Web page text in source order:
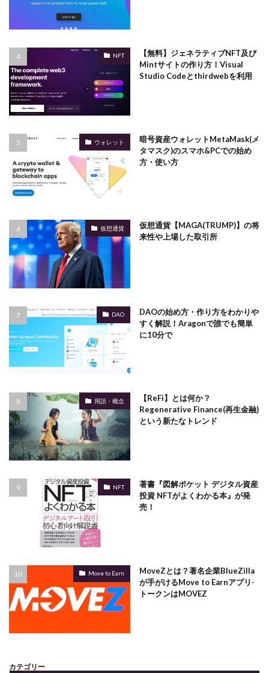
NFT
【無料】ジェネラティブNFT及び
Mintサイトの作り方！Visual
Studio Codeとthirdwebを利用
ウォレット
暗号資産ウォレットMetaMask(メ
タマスク)のスマホ&PCでの始め
方・使い方
仮想通貨
仮想通貨【MAGA(TRUMP)】の将
来性や上場した取引所
DAO
DAOの始め方・作り方をわかりや
すく解説！Aragonで誰でも簡単
に10分で
用語・概念
【ReFi】とは何か？
Regenerative Finance(再生金融)
という新たなトレンド
NFT
著書『図解ポケット デジタル資産
投資 NFTがよくわかる本』が発
売！
Move to Earn
MoveZとは？著名企業BlueZilla
が手がけるMove to Earnアプリ-
トークンはMOVEZ
カテゴリー